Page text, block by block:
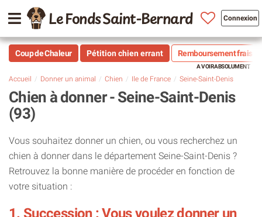
Le Fonds Saint-Bernard Connexion
Coup de Chaleur Pétition chien errant Remboursement frais
Accueil Donner un animal Chien Ile de France Seine-Saint-Denis
Chien à donner - Seine-Saint-Denis
(93)
Vous souhaitez donner un chien, ou vous recherchez un
chien à donner dans le département Seine-Saint-Denis ?
Retrouvez la bonne manière de procéder en fonction de
votre situation :
1. Succession : Vous voulez donner un